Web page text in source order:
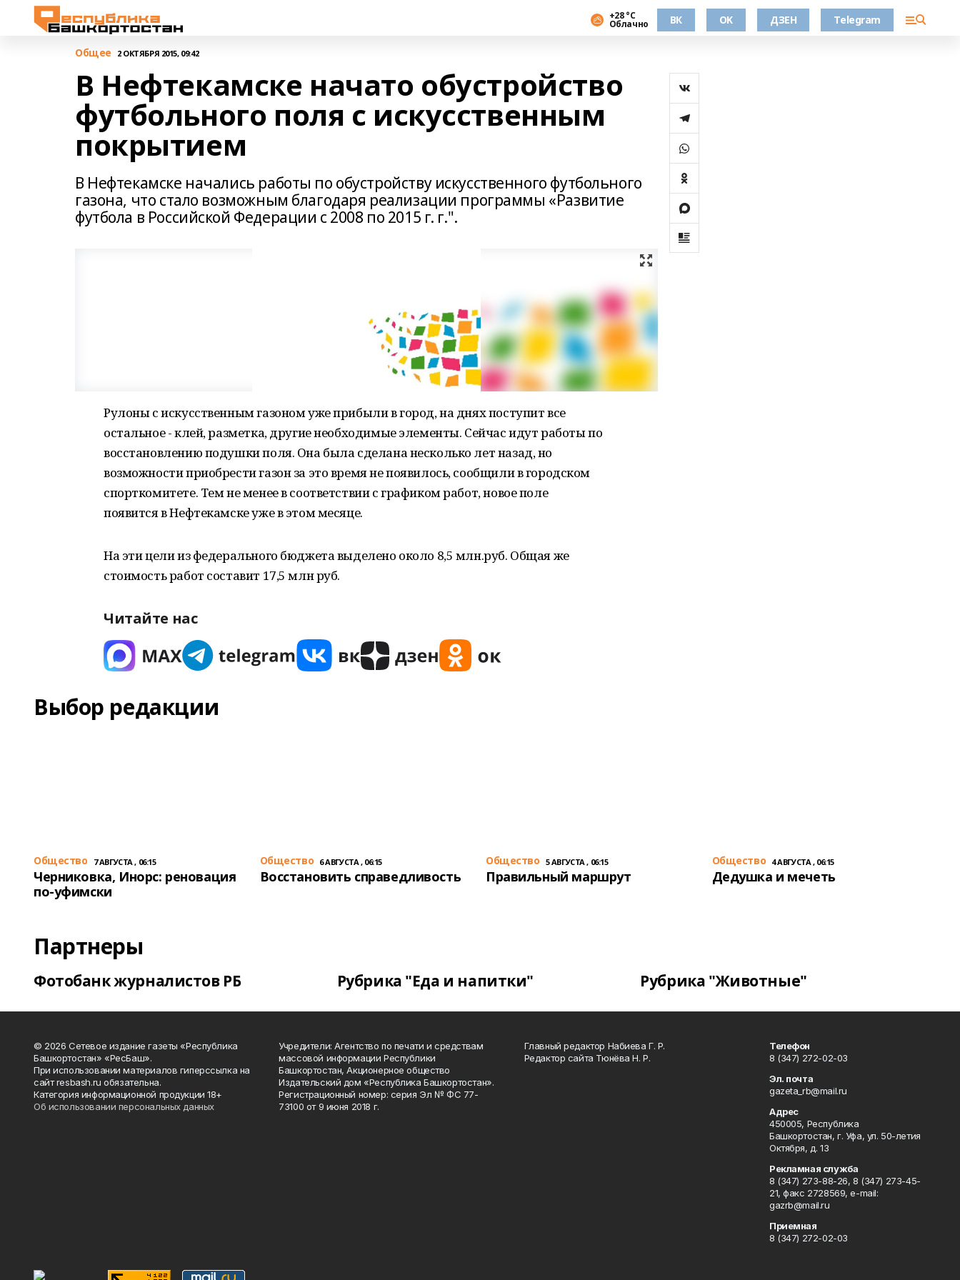
+28 °С
Облачно ВК OK ДЗЕН Telegram
Общее 2 ОКТЯБРЯ 2015, 09:42
В Нефтекамске начато обустройство
футбольного поля с искусственным
покрытием
В Нефтекамске начались работы по обустройству искусственного футбольного
газона, что стало возможным благодаря реализации программы «Развитие
футбола в Российской Федерации с 2008 по 2015 г. г.".
Рулоны с искусственным газоном уже прибыли в город, на днях поступит все
остальное - клей, разметка, другие необходимые элементы. Сейчас идут работы по
восстановлению подушки поля. Она была сделана несколько лет назад, но
возможности приобрести газон за это время не появилось, сообщили в городском
спорткомитете. Тем не менее в соответствии с графиком работ, новое поле
появится в Нефтекамске уже в этом месяце.
На эти цели из федерального бюджета выделено около 8,5 млн.руб. Общая же
стоимость работ составит 17,5 млн руб.
Читайте нас
Выбор редакции
Общество 7 АВГУСТА , 06:15
Черниковка, Инорс: реновация
по-уфимски
Общество 6 АВГУСТА , 06:15
Восстановить справедливость
Общество 5 АВГУСТА , 06:15
Правильный маршрут
Общество 4 АВГУСТА , 06:15
Дедушка и мечеть
Партнеры
Фотобанк журналистов РБ Рубрика "Еда и напитки" Рубрика "Животные"
© 2026 Сетевое издание газеты «Республика
Башкортостан» «РесБаш».
При использовании материалов гиперссылка на
сайт resbash.ru обязательна.
Категория информационной продукции 18+
Об использовании персональных данных
Учредители: Агентство по печати и средствам
массовой информации Республики
Башкортостан, Акционерное общество
Издательский дом «Республика Башкортостан».
Регистрационный номер: серия Эл № ФС 77-
73100 от 9 июня 2018 г.
Главный редактор Набиева Г. Р.
Редактор сайта Тюнёва Н. Р.
Телефон
8 (347) 272-02-03
Эл. почта
gazeta_rb@mail.ru
Адрес
450005, Республика
Башкортостан, г. Уфа, ул. 50-летия
Октября, д. 13
Рекламная служба
8 (347) 273-88-26, 8 (347) 273-45-
21, факс 2728569, e-mail:
gazrb@mail.ru
Приемная
8 (347) 272-02-03